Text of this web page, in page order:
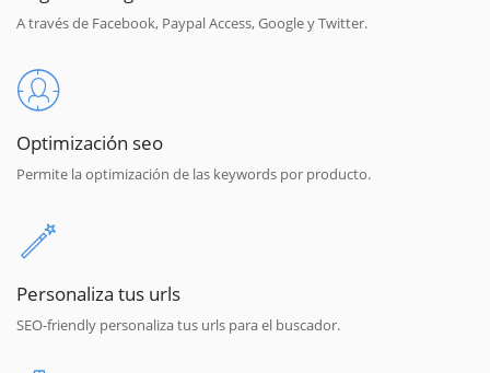
A través de Facebook, Paypal Access, Google y Twitter.
Optimización seo
Permite la optimización de las keywords por producto.
Personaliza tus urls
SEO-friendly personaliza tus urls para el buscador.